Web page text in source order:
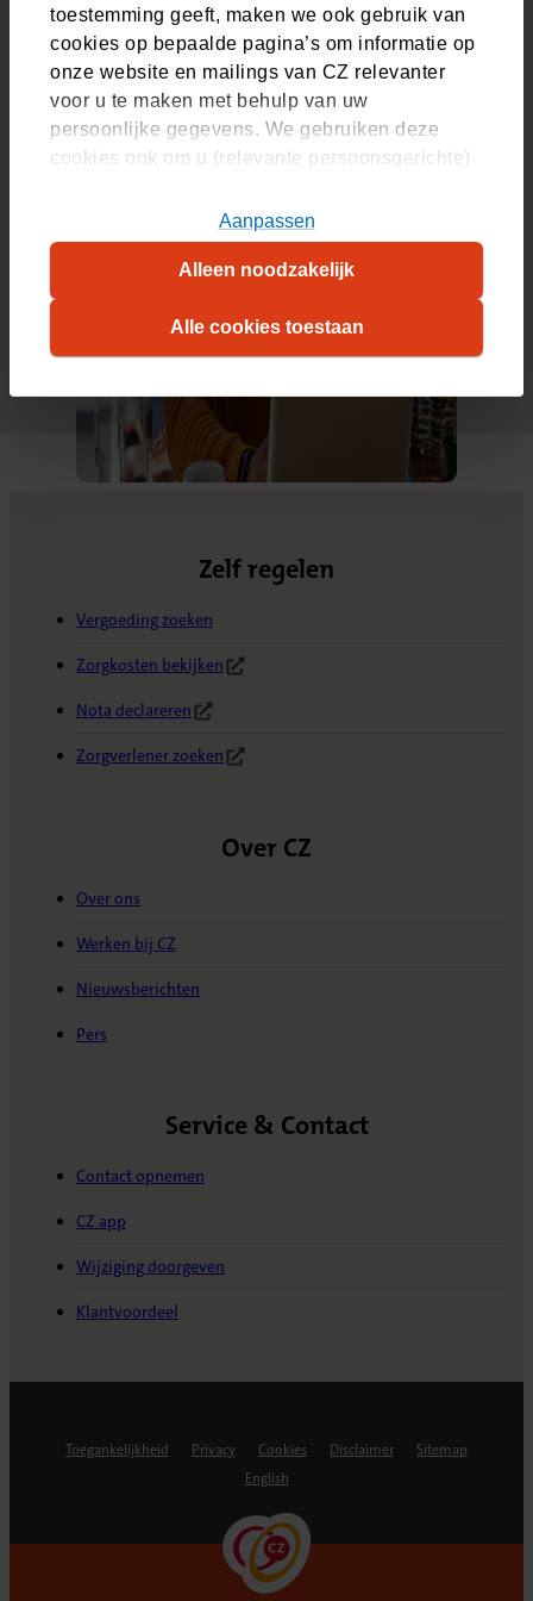
toestemming geeft, maken we ook gebruik van
cookies op bepaalde pagina’s om informatie op
onze website en mailings van CZ relevanter
voor u te maken met behulp van uw
persoonlijke gegevens. We gebruiken deze
cookies ook om u (relevante persoonsgerichte)
U kunt akkoord gaan met het plaatsen van alle
cookies, alleen noodzakelijke cookies, of uw
cookie-instellingen zelf aanpassen. Meer
informatie over hoe wij cookies gebruiken, vindt
cookiestatement. Wilt u weten welke
cookies we plaatsen, kijk dan in onsoverzicht.
Alle cookies toestaan
Aanpassen
Alleen noodzakelijk
Zelf regelen
Vergoeding zoeken
Zorgkosten bekijken
(Opent in nieuw tabblad)
Nota declareren
(Opent in nieuw tabblad)
Zorgverlener zoeken
(Opent in nieuw tabblad)
Over CZ
Over ons
Werken bij CZ
Nieuwsberichten
Pers
Service & Contact
Contact opnemen
CZ app
Wijziging doorgeven
Klantvoordeel
Toegankelijkheid Privacy Cookies Disclaimer
Sitemap
English